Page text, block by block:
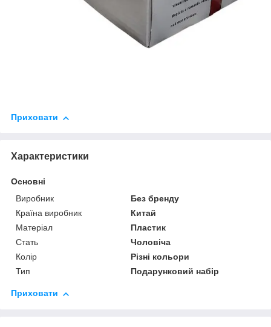
Приховати
Характеристики
Основні
Виробник
Без бренду
Країна виробник
Китай
Матеріал
Пластик
Стать
Чоловіча
Колір
Різні кольори
Тип
Подарунковий набір
Приховати